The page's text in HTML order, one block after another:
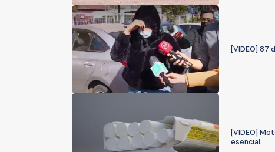
[VIDEO] 87
[VIDEO]
esencial